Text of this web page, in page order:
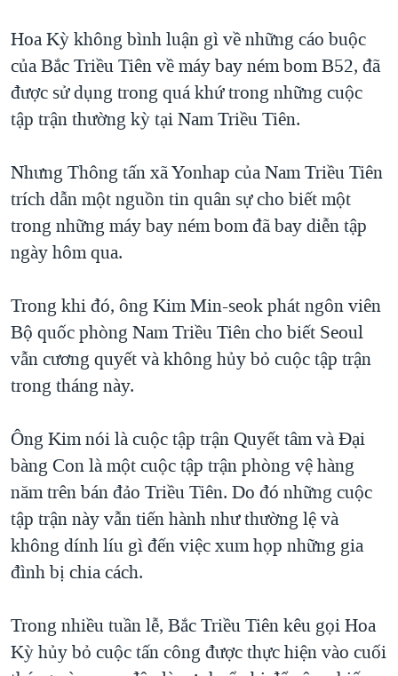
Hoa Kỳ không bình luận gì về những cáo buộc
của Bắc Triều Tiên về máy bay ném bom B52, đã
được sử dụng trong quá khứ trong những cuộc
tập trận thường kỳ tại Nam Triều Tiên.
Nhưng Thông tấn xã Yonhap của Nam Triều Tiên
trích dẫn một nguồn tin quân sự cho biết một
trong những máy bay ném bom đã bay diễn tập
ngày hôm qua.
Trong khi đó, ông Kim Min-seok phát ngôn viên
Bộ quốc phòng Nam Triều Tiên cho biết Seoul
vẫn cương quyết và không hủy bỏ cuộc tập trận
trong tháng này.
Ông Kim nói là cuộc tập trận Quyết tâm và Đại
bàng Con là một cuộc tập trận phòng vệ hàng
năm trên bán đảo Triều Tiên. Do đó những cuộc
tập trận này vẫn tiến hành như thường lệ và
không dính líu gì đến việc xum họp những gia
đình bị chia cách.
Trong nhiều tuần lễ, Bắc Triều Tiên kêu gọi Hoa
Kỳ hủy bỏ cuộc tấn công được thực hiện vào cuối